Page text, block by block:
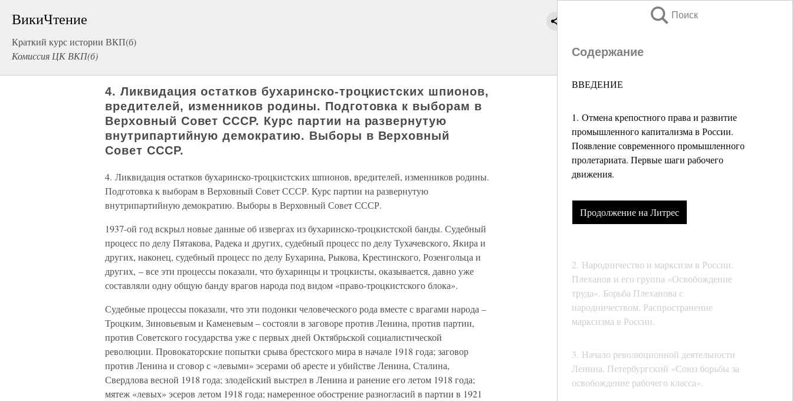
ВикиЧтение
Краткий курс истории ВКП(б)
Комиссия ЦК ВКП(б)
Поиск
Содержание
ВВЕДЕНИЕ
1. Отмена крепостного права и развитие
промышленного капитализма в России.
Появление современного промышленного
пролетариата. Первые шаги рабочего
движения.
Продолжение на Литрес
2. Народничество и марксизм в России.
Плеханов и его группа «Освобождение
труда». Борьба Плеханова с
народничеством. Распространение
марксизма в России.
3. Начало революционной деятельности
Ленина. Петербургский «Союз борьбы за
освобождение рабочего класса».
4. Ликвидация остатков бухаринско-троцкистских шпионов,
вредителей, изменников родины. Подготовка к выборам в
Верховный Совет СССР. Курс партии на развернутую
внутрипартийную демократию. Выборы в Верховный
Совет СССР.
4. Ликвидация остатков бухаринско-троцкистских шпионов, вредителей, изменников родины.
Подготовка к выборам в Верховный Совет СССР. Курс партии на развернутую
внутрипартийную демократию. Выборы в Верховный Совет СССР.
1937-ой год вскрыл новые данные об извергах из бухаринско-троцкистской банды. Судебный
процесс по делу Пятакова, Радека и других, судебный процесс по делу Тухачевского, Якира и
других, наконец, судебный процесс по делу Бухарина, Рыкова, Крестинского, Розенгольца и
других, – все эти процессы показали, что бухаринцы и троцкисты, оказывается, давно уже
составляли одну общую банду врагов народа под видом «право-троцкистского блока».
Судебные процессы показали, что эти подонки человеческого рода вместе с врагами народа –
Троцким, Зиновьевым и Каменевым – состояли в заговоре против Ленина, против партии,
против Советского государства уже с первых дней Октябрьской социалистической
революции. Провокаторские попытки срыва брестского мира в начале 1918 года; заговор
против Ленина и сговор с «левыми» эсерами об аресте и убийстве Ленина, Сталина,
Свердлова весной 1918 года; злодейский выстрел в Ленина и ранение его летом 1918 года;
мятеж «левых» эсеров летом 1918 года; намеренное обострение разногласий в партии в 1921